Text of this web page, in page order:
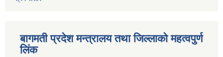
बागमती प्रदेश मन्त्रालय तथा जिल्लाको महत्वपुर्ण
लिंक